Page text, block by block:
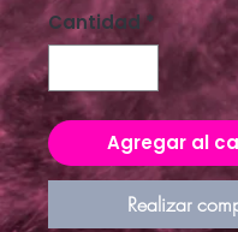
Cantidad *
Agregar al
Realizar